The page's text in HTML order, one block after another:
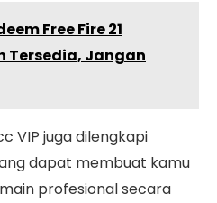
Free Fire 21
Tersedia, Jangan
VIP juga dilengkapi
dapat membuat kamu
profesional secara